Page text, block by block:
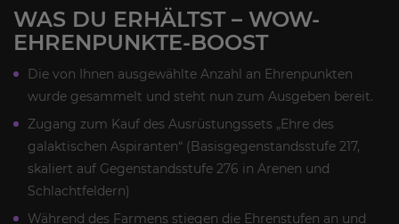
WAS DU ERHÄLTST – WOW-
EHRENPUNKTE-BOOST
Die von Ihnen ausgewählte Anzahl an Ehrenpunkten
wurde gesammelt und steht nun zum Ausgeben bereit.
Zugang zum Kauf des Ausrüstungssets „Ehre des
galaktischen Aspiranten“ (Basisgegenstandsstufe 217,
skaliert auf Gegenstandsstufe 276 in Arenen und
Schlachtfeldern)
Während des Farmens stiegen die Ehrenstufen an und